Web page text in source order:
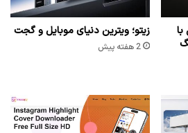
با
زیتو؛ ویترین دنیای موبایل و گجت
2 هفته پیش